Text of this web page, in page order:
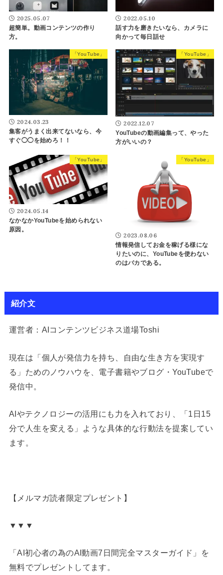
2025.05.07
超簡単。動画コンテンツの作り
方。
2022.05.10
話す力を磨きたいなら、カメラに
向かって毎日話せ
「YouTube」
2024.03.23
集客がうまく出来てないなら、今
すぐ◯◯を始めろ！！
「YouTube」
2022.12.07
YouTubeの動画編集って、やった
方がいいの？
「YouTube」
2024.05.14
なかなかYouTubeを始められない
原因。
「YouTube」
2023.08.06
情報発信してお金を稼げる様にな
りたいのに、YouTubeを使わない
のはバカである。
紹介文
運営者：AIコンテンツビジネス道場Toshi
現在は「個人が発信力を持ち、自由な生き方を実現す
る」ためのノウハウを、電子書籍やブログ・YouTubeで
発信中。
AIやテクノロジーの活用にも力を入れており、「1日15
分で人生を変える」ような具体的な行動法を提案してい
ます。
【メルマガ読者限定プレゼント】
▼▼▼
「AI初心者の為のAI動画7日間完全マスターガイド」を
無料でプレゼントしてます。